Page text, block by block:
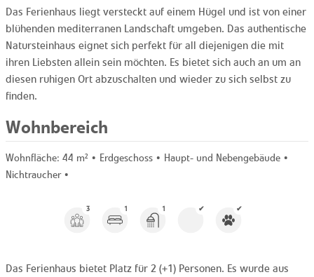
Das Ferienhaus liegt versteckt auf einem Hügel und ist von einer
blühenden mediterranen Landschaft umgeben. Das authentische
Natursteinhaus eignet sich perfekt für all diejenigen die mit
ihren Liebsten allein sein möchten. Es bietet sich auch an um an
diesen ruhigen Ort abzuschalten und wieder zu sich selbst zu
finden.
Wohnbereich
Wohnfläche: 44 m² • Erdgeschoss • Haupt- und Nebengebäude •
Nichtraucher •
3 1 1 ✔ ✔
Das Ferienhaus bietet Platz für 2 (+1) Personen. Es wurde aus